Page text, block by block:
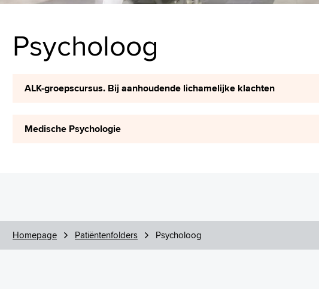
Psycholoog
ALK-groepscursus. Bij aanhoudende lichamelijke klachten
Medische Psychologie
Homepage Patiëntenfolders Psycholoog